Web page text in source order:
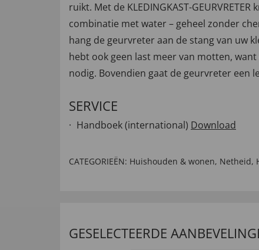
ruikt. Met de KLEDINGKAST-
combinatie met water – geheel zonder
hang de geurvreter aan de stang van uw
hebt ook geen last meer van motten,
nodig. Bovendien gaat de geurvreter een
SERVICE
Handboek (international) Download
CATEGORIEËN: Huishouden & wonen, Netheid,
GESELECTEERDE